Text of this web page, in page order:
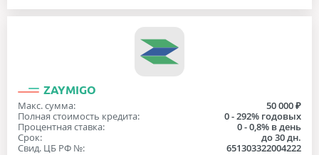
ZAYMIGO
Макс. сумма:
50 000 ₽
Полная стоимость кредита:
0 - 292% годовых
Процентная ставка:
0 - 0,8% в день
Срок:
до 30 дн.
Свид. ЦБ РФ №:
651303322004222